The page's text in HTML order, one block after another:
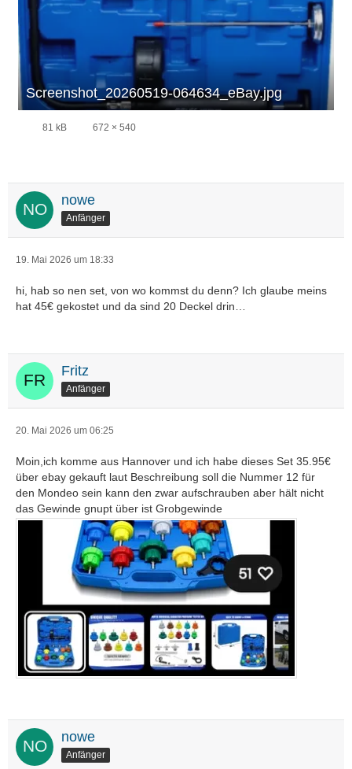
Screenshot_20260519-064634_eBay.jpg
81 kB 672 × 540
nowe
Anfänger
19. Mai 2026 um 18:33
hi, hab so nen set, von wo kommst du denn? Ich glaube meins
hat 45€ gekostet und da sind 20 Deckel drin…
Fritz
Anfänger
20. Mai 2026 um 06:25
Moin,ich komme aus Hannover und ich habe dieses Set 35.95€
über ebay gekauft laut Beschreibung soll die Nummer 12 für
den Mondeo sein kann den zwar aufschrauben aber hält nicht
das Gewinde gnupt über ist Grobgewinde
nowe
Anfänger